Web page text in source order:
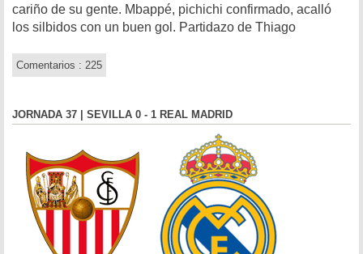
cariño de su gente. Mbappé, pichichi confirmado, acalló
los silbidos con un buen gol. Partidazo de Thiago
Comentarios : 225
JORNADA 37 | SEVILLA 0 - 1 REAL MADRID